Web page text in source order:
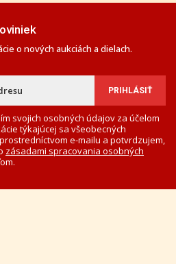
o nových aukciách a dielach.
svojich osobných údajov za účelom
týkajúcej sa všeobecných
e-mailu a potvrdzujem,
zásadami spracovania osobných